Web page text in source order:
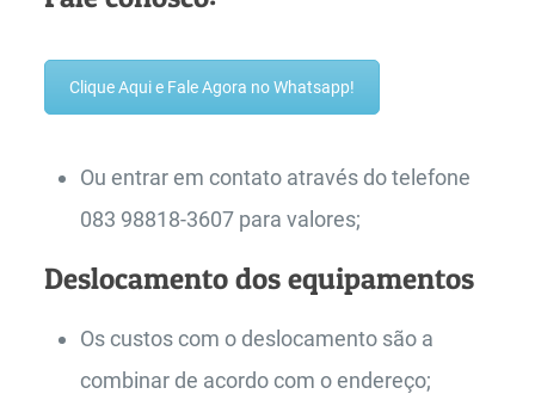
Clique Aqui e Fale Agora no Whatsapp!
Ou entrar em contato através do telefone
083 98818-3607 para valores;
Deslocamento dos equipamentos
Os custos com o deslocamento são a
combinar de acordo com o endereço;